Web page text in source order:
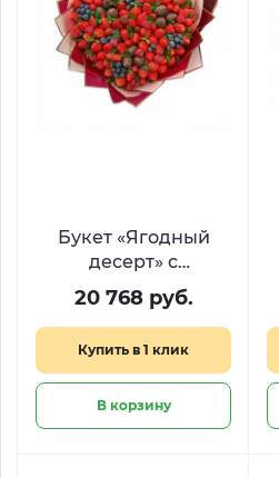
Букет «Ягодный
десерт» с
клубникой в
шоколаде,
малиной
20 768 руб.
Купить в 1 клик
В корзину